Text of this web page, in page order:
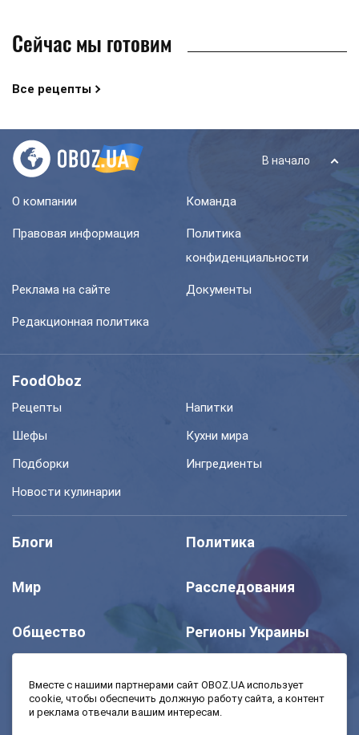
Сейчас мы готовим
Все рецепты
В начало
О компании Команда
Правовая информация
Политика
конфиденциальности
Реклама на сайте Документы
Редакционная политика
FoodOboz
Рецепты
Напитки
Шефы
Кухни мира
Подборки
Ингредиенты
Новости кулинарии
Блоги Политика
Мир Расследования
Общество Регионы Украины
Моя школа Авто
Вместе с нашими партнерами сайт OBOZ.UA использует
cookie, чтобы обеспечить должную работу сайта, а контент
и реклама отвечали вашим интересам.